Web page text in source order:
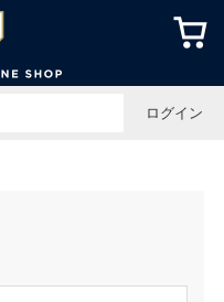
侍ジャパ
ログイン